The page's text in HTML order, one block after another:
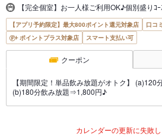
【完全個室】お一人様ご利用OK♪個別盛りｺ
【アプリ予約限定】最大800ポイント還元対象店
口コ
ポイントプラス対象店
スマート支払い可
クーポン
【期間限定！単品飲み放題がオトク】
(b)180分飲み放題⇒1,800円♪
カレンダーの更新に失敗し